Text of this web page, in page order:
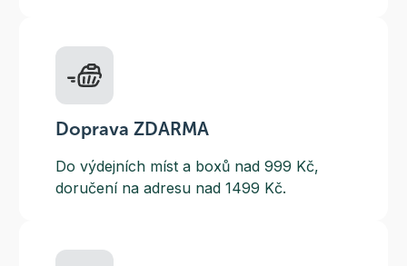
Doprava ZDARMA
Do výdejních míst a boxů nad 999 Kč,
doručení na adresu nad 1499 Kč.